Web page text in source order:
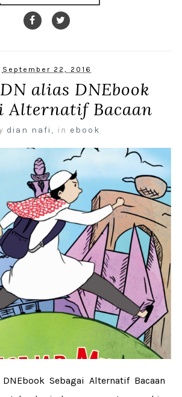
September 22, 2016
alias DNEbook
Alternatif Bacaan
dian nafi , in ebook
Sebagai Alternatif Bacaan